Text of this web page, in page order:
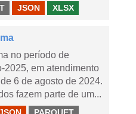
JSON XLSX
no período de
2025, em atendimento
6 de agosto de 2024.
fazem parte de um...